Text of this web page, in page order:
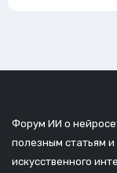
Форум ИИ о
полезным статьям
искусственного